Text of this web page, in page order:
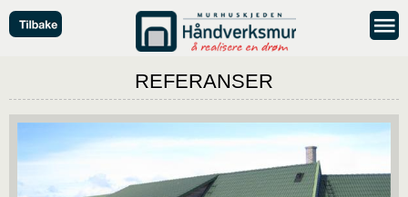
REFERANSER